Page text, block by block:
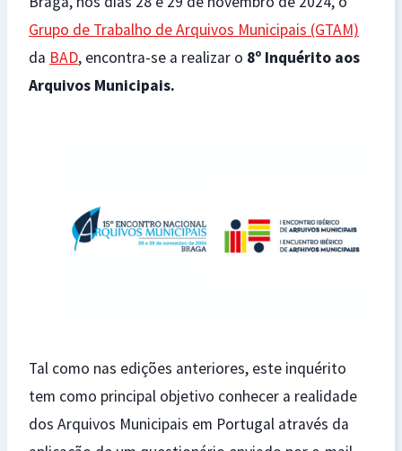
Grupo de Trabalho de Arquivos Municipais (GTAM)
da BAD, encontra-se a realizar o 8º Inquérito aos
Arquivos Municipais.
Tal como nas edições anteriores, este inquérito
tem como principal objetivo conhecer a realidade
dos Arquivos Municipais em Portugal através da